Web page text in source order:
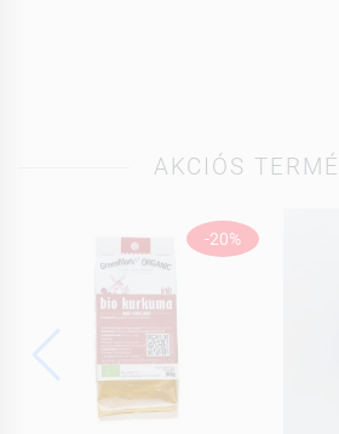
AKCIÓS
-20%